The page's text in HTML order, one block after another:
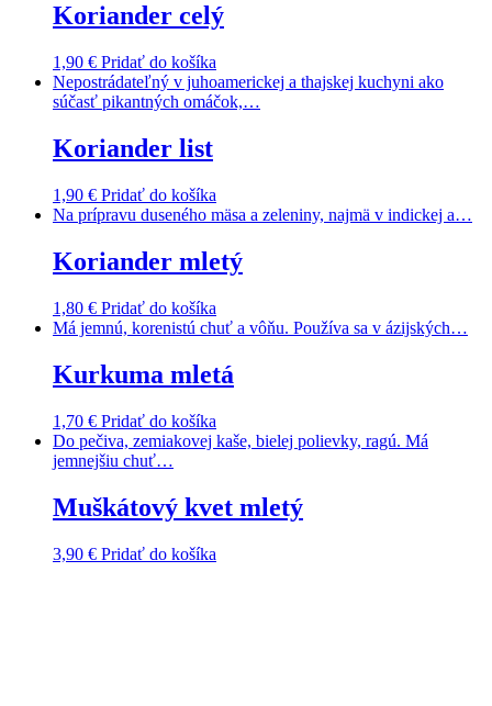
Koriander celý
1,90 € Pridať do košíka
Nepostrádateľný v juhoamerickej a thajskej kuchyni ako
súčasť pikantných omáčok,…
Koriander list
1,90 € Pridať do košíka
Na prípravu duseného mäsa a zeleniny, najmä v indickej a…
Koriander mletý
1,80 € Pridať do košíka
Má jemnú, korenistú chuť a vôňu. Používa sa v ázijských…
Kurkuma mletá
1,70 € Pridať do košíka
Do pečiva, zemiakovej kaše, bielej polievky, ragú. Má
jemnejšiu chuť…
Muškátový kvet mletý
3,90 € Pridať do košíka